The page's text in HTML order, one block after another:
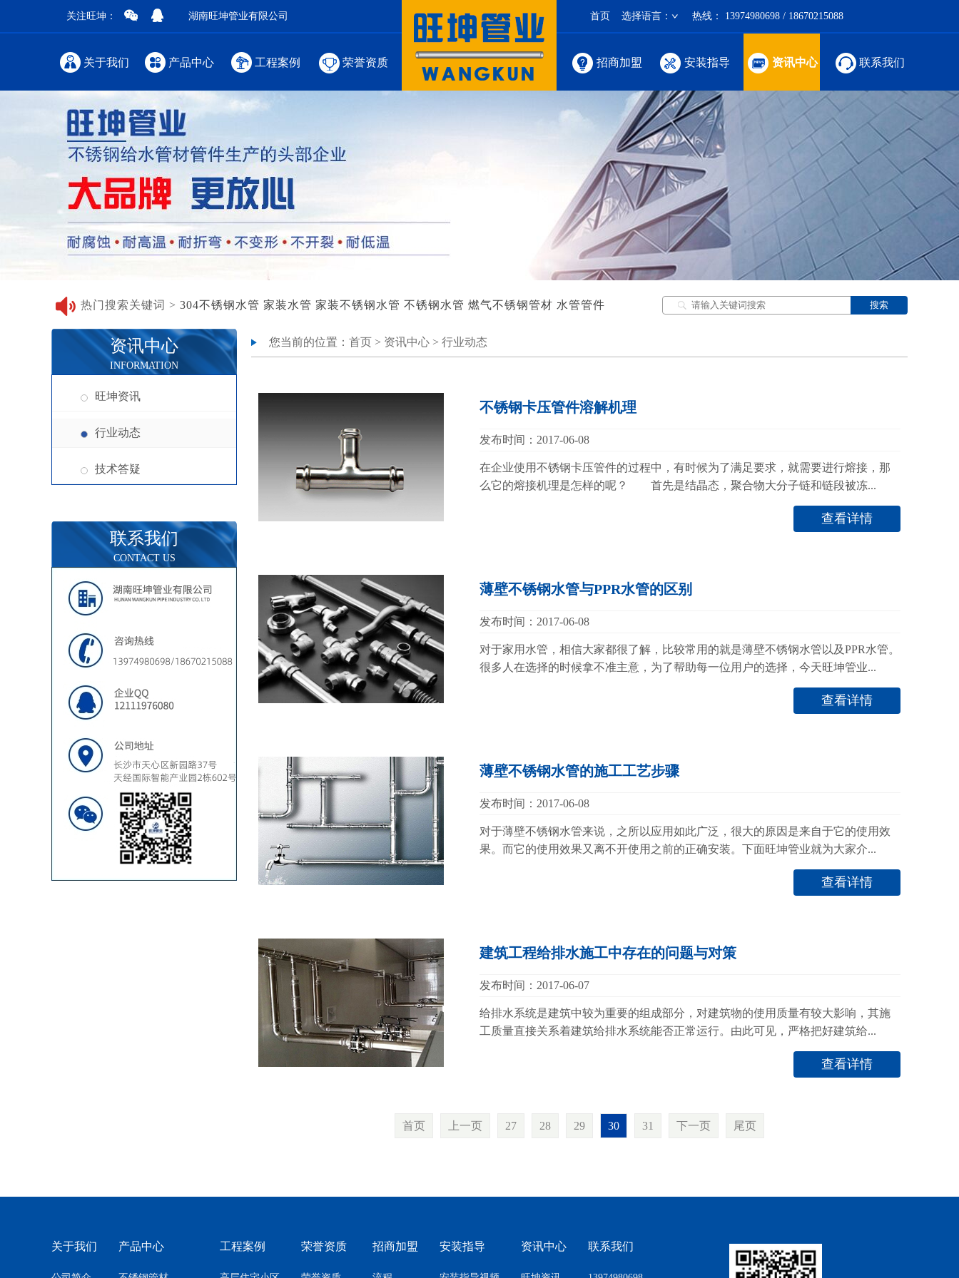
关注旺坤： 湖南旺坤管业有限公司 首页 选择语言： 热线： 13974980698 / 18670215088
关于我们 产品中心 工程案例 荣誉资质 招商加盟 安装指导 资讯中心 联系我们
热门搜索关键词 > 304不锈钢水管 家装水管 家装不锈钢水管 不锈钢水管 燃气不锈钢管材 水管管件
资讯中心
INFORMATION
旺坤资讯
行业动态
技术答疑
联系我们
CONTACT US
您当前的位置： 首页 > 资讯中心 > 行业动态
不锈钢卡压管件溶解机理
发布时间：2017-06-08
在企业使用不锈钢卡压管件的过程中，有时候为了满足要求，就需要进行熔接，那
么它的熔接机理是怎样的呢？ 首先是结晶态，聚合物大分子链和链段被冻...
查看详情
薄壁不锈钢水管与PPR水管的区别
发布时间：2017-06-08
对于家用水管，相信大家都很了解，比较常用的就是薄壁不锈钢水管以及PPR水管。
很多人在选择的时候拿不准主意，为了帮助每一位用户的选择，今天旺坤管业...
查看详情
薄壁不锈钢水管的施工工艺步骤
发布时间：2017-06-08
对于薄壁不锈钢水管来说，之所以应用如此广泛，很大的原因是来自于它的使用效
果。而它的使用效果又离不开使用之前的正确安装。下面旺坤管业就为大家介...
查看详情
建筑工程给排水施工中存在的问题与对策
发布时间：2017-06-07
给排水系统是建筑中较为重要的组成部分，对建筑物的使用质量有较大影响，其施
工质量直接关系着建筑给排水系统能否正常运行。由此可见，严格把好建筑给...
查看详情
首页 上一页 27 28 29 30 31 下一页 尾页
关于我们 产品中心 工程案例 荣誉资质 招商加盟 安装指导 资讯中心 联系我们